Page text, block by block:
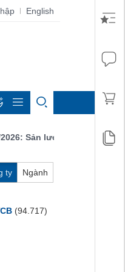
| English
Sản lượng, số lượng đơn
ty Ngành
(94.717)